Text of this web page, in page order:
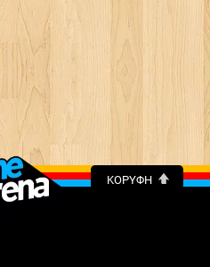
ΚΟΡΥΦΉ